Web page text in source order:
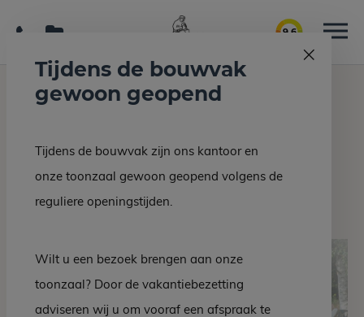
9.6
Home Grafmonumenten Grafsteen EM 519-22
Grafsteen EM 519-22
Tijdens de bouwvak
gewoon geopend
Tijdens de bouwvak zijn ons kantoor en
onze toonzaal gewoon geopend volgens de
reguliere openingstijden.
Wilt u een bezoek brengen aan onze
toonzaal? Door de vakantiebezetting
adviseren wij u om vooraf een afspraak te